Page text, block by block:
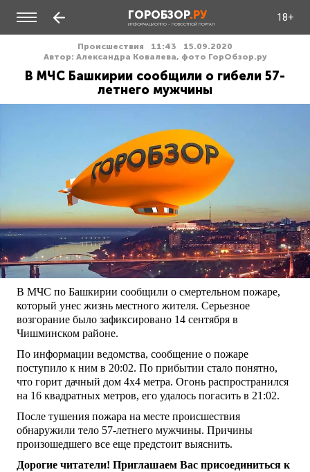
ГОРОБЗОР.РУ
ИНФОРМАЦИОННО - НОВОСТНОЙ ПОРТАЛ
18+
Происшествия 11:43
15.09.2020
Автор: Александра Ковалева, фото ГорОбзор.ру
В МЧС Башкирии сообщили о гибели 57-
летнего мужчины
В МЧС по Башкирии сообщили о смертельном пожаре,
который унес жизнь местного жителя. Серьезное
возгорание было зафиксировано 14 сентября в
Чишминском районе.
По информации ведомства, сообщение о пожаре
поступило к ним в 20:02. По прибытии стало понятно,
что горит дачный дом 4х4 метра. Огонь распространился
на 16 квадратных метров, его удалось погасить в 21:02.
После тушения пожара на месте происшествия
обнаружили тело 57-летнего мужчины. Причины
произошедшего все еще предстоит выяснить.
Дорогие читатели! Приглашаем Вас присоединиться к